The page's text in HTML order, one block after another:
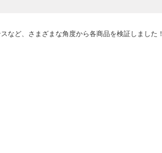
など、さまざまな角度から各商品を検証しました！